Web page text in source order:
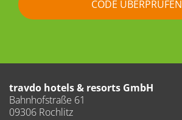
CODE ÜBERPRÜFEN
travdo hotels & resorts GmbH
Bahnhofstraße 61
09306 Rochlitz